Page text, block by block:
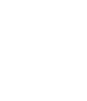
favoritos